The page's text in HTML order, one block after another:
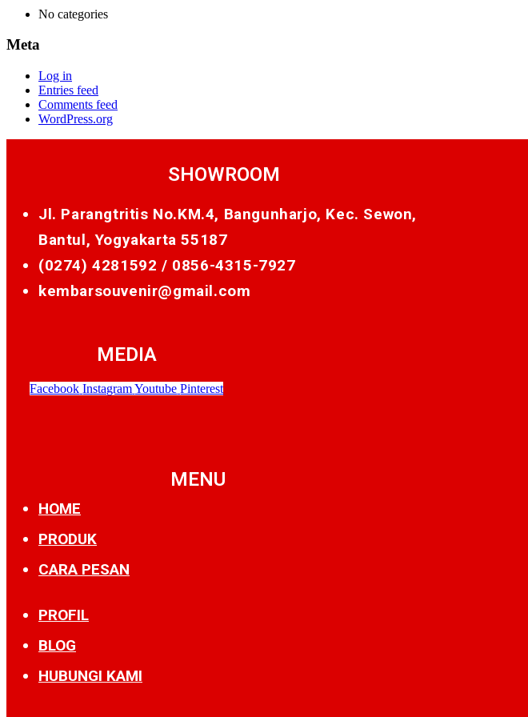
No categories
Meta
Log in
Entries feed
Comments feed
WordPress.org
SHOWROOM
Jl. Parangtritis No.KM.4, Bangunharjo, Kec. Sewon,
Bantul, Yogyakarta 55187
(0274) 4281592 / 0856-4315-7927
kembarsouvenir@gmail.com
MEDIA
Facebook Instagram Youtube Pinterest
MENU
HOME
PRODUK
CARA PESAN
PROFIL
BLOG
HUBUNGI KAMI